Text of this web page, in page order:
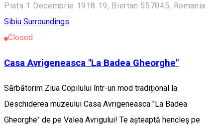
Piața 1 Decembrie 1918 19, Biertan 557045, Romania
Sibiu Surroundings
Closed
Casa Avrigeneasca "La Badea Gheorghe"
Sărbătorim Ziua Copilului într-un mod tradițional la
Deschiderea muzeului Casa Avrigeneasca "La Badea
Gheorghe" de pe Valea Avrigului! Te așteaptă hencleș pe